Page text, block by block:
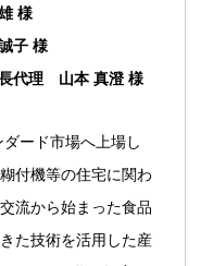
様
子 様
代理 山本 真澄 様
ード市場へ上場し
付機等の住宅に関わ
流から始まった食品
た技術を活用した産